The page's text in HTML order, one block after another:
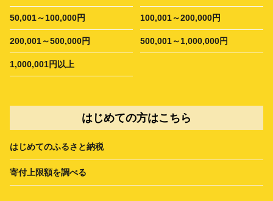
50,001～100,000円 100,001～200,000円
200,001～500,000円 500,001～1,000,000円
1,000,001円以上
はじめての方はこちら
はじめてのふるさと納税
寄付上限額を調べる